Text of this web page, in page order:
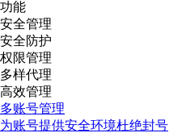
功能
安全管理
安全防护
权限管理
多样代理
高效管理
多账号管理
为账号提供安全环境杜绝封号